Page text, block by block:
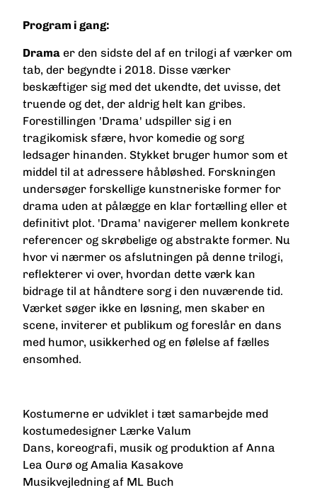
Program i gang:
Drama er den sidste del af en trilogi af værker om
tab, der begyndte i 2018. Disse værker
beskæftiger sig med det ukendte, det uvisse, det
truende og det, der aldrig helt kan gribes.
Forestillingen 'Drama' udspiller sig i en
tragikomisk sfære, hvor komedie og sorg
ledsager hinanden. Stykket bruger humor som et
middel til at adressere håbløshed. Forskningen
undersøger forskellige kunstneriske former for
drama uden at pålægge en klar fortælling eller et
definitivt plot. 'Drama' navigerer mellem konkrete
referencer og skrøbelige og abstrakte former. Nu
hvor vi nærmer os afslutningen på denne trilogi,
reflekterer vi over, hvordan dette værk kan
bidrage til at håndtere sorg i den nuværende tid.
Værket søger ikke en løsning, men skaber en
scene, inviterer et publikum og foreslår en dans
med humor, usikkerhed og en følelse af fælles
ensomhed.
Kostumerne er udviklet i tæt samarbejde med
kostumedesigner Lærke Valum
Dans, koreografi, musik og produktion af Anna
Lea Ourø og Amalia Kasakove
Musikvejledning af ML Buch